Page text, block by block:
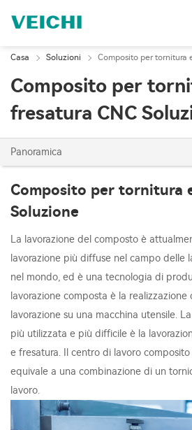
Casa Soluzioni Composito per tornitura
Composito per
fresatura CNC
Panoramica
Composito per tornitura
Soluzione
La lavorazione del composto è
lavorazione più diffuse nel campo delle
nel mondo, ed è una tecnologia di
lavorazione composta è la
lavorazione su una macchina utensile.
più utilizzata e più difficile è la
e fresatura. Il centro di lavoro
equivale a una combinazione di un
lavoro.